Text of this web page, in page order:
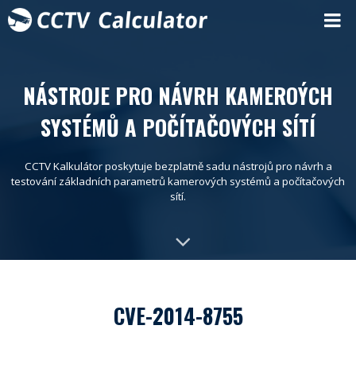
NÁSTROJE PRO NÁVRH KAMEROÝCH
SYSTÉMŮ A POČÍTAČOVÝCH SÍTÍ
CCTV Kalkulátor poskytuje bezplatně sadu nástrojů pro návrh a
testování základních parametrů kamerových systémů a počítačových
sítí.
CVE-2014-8755